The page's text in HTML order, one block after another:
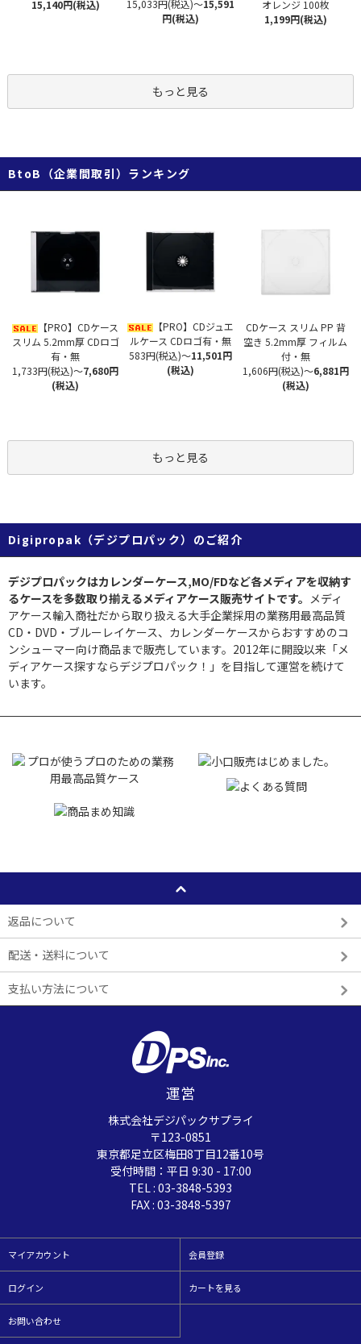
15,140円(税込)
15,033円(税込)～15,591
円(税込)
オレンジ 100枚
1,199円(税込)
もっと見る
BtoB（企業間取引）ランキング
【PRO】CDケース
スリム 5.2mm厚 CDロゴ
有・無
1,733円(税込)～7,680円
(税込)
【PRO】CDジュエ
ルケース CDロゴ有・無
583円(税込)～11,501円
(税込)
CDケース スリム PP 背
空き 5.2mm厚 フィルム
付・無
1,606円(税込)～6,881円
(税込)
もっと見る
Digipropak（デジプロパック）のご紹介
デジプロパックはカレンダーケース,MO/FDなど各メディアを収納す
るケースを多数取り揃えるメディアケース販売サイトです。 メディ
アケース輸入商社だから取り扱える大手企業採用の業務用最高品質
CD・DVD・ブルーレイケース、カレンダーケースからおすすめのコ
ンシューマー向け商品まで販売しています。2012年に開設以来「メ
ディアケース探すならデジプロパック！」を目指して運営を続けて
います。
返品について
配送・送料について
支払い方法について
運営
株式会社デジパックサプライ
〒123-0851
東京都足立区梅田8丁目12番10号
受付時間：平日 9:30 - 17:00
TEL : 03-3848-5393
FAX : 03-3848-5397
マイアカウント 会員登録
ログイン カートを見る
お問い合わせ